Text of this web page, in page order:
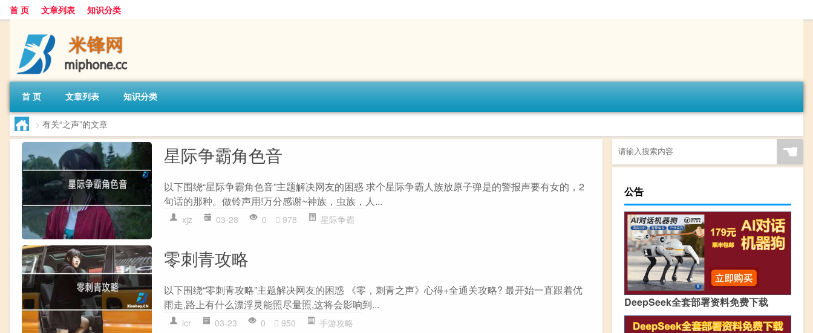
首 页 文章列表 知识分类
首 页 文章列表 知识分类
> 有关“之声”的文章
星际争霸角色音
以下围绕“星际争霸角色音”主题解决网友的困惑 求个星际争霸人族放原子弹是的警报声要有女的，2
句话的那种。做铃声用!万分感谢~神族，虫族，人...
xjz 03-28 0 978 星际争霸
零刺青攻略
以下围绕“零刺青攻略”主题解决网友的困惑 《零，刺青之声》心得+全通关攻略? 最开始一直跟着优
雨走,路上有什么漂浮灵能照尽量照,这将会影响到...
lcr 03-23 0 950 手游攻略
☚
公告
DeepSeek全套部署资料免费下载